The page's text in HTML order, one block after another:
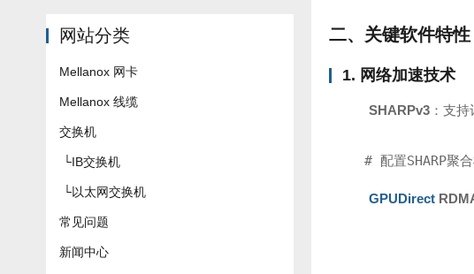
二、关键软件特性
1. 网络加速技术
SHARPv3 ：支
# 配置SHARP
GPUDirect
网站分类
Mellanox 网卡
Mellanox 线缆
交换机
└IB交换机
└以太网交换机
常见问题
新闻中心